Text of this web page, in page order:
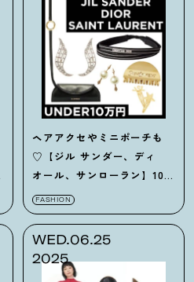
ヘアアクセやミニポーチも
♡【ジル サンダー、ディ
オール、サンローラン】10
万円以下の逸品図鑑
FASHION
WED.06.25
2025